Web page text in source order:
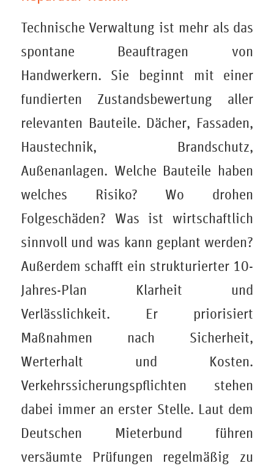
Technische Verwaltung ist mehr als das
spontane Beauftragen von
Handwerkern. Sie beginnt mit einer
fundierten Zustandsbewertung aller
relevanten Bauteile. Dächer, Fassaden,
Haustechnik, Brandschutz,
Außenanlagen. Welche Bauteile haben
welches Risiko? Wo drohen
Folgeschäden? Was ist wirtschaftlich
sinnvoll und was kann geplant werden?
Außerdem schafft ein strukturierter 10-
Jahres-Plan Klarheit und
Verlässlichkeit. Er priorisiert
Maßnahmen nach Sicherheit,
Werterhalt und Kosten.
Verkehrssicherungspflichten stehen
dabei immer an erster Stelle. Laut dem
Deutschen Mieterbund führen
versäumte Prüfungen regelmäßig zu